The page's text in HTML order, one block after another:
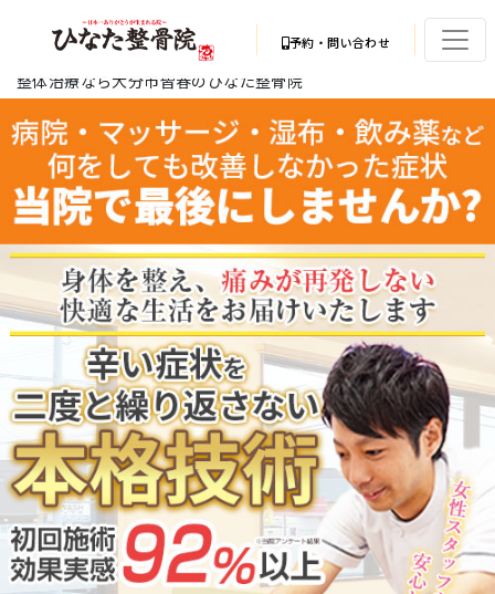
予約・問い合わせ
整体治療なら大分市皆春のひなた整骨院